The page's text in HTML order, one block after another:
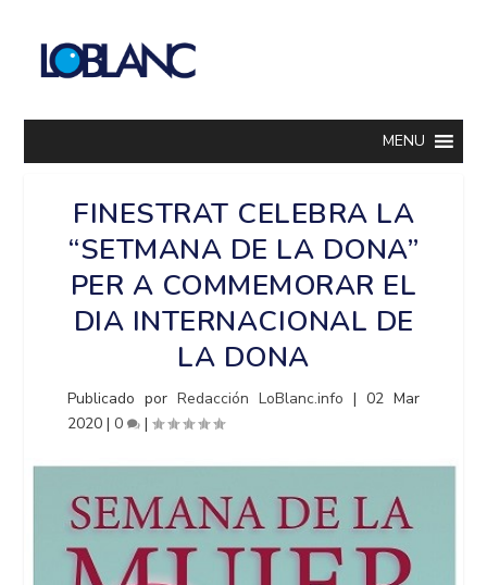
MENU
FINESTRAT CELEBRA LA
“SETMANA DE LA DONA”
PER A COMMEMORAR EL
DIA INTERNACIONAL DE
LA DONA
Publicado porRedacción LoBlanc.info | 02 Mar
2020 |0 |